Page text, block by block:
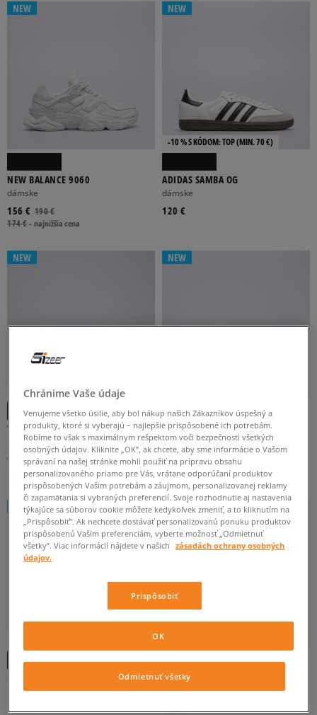
NEW
NEW BALANCE 9060
dámske
190 €
156 €
174 €-najnižšia cena
NEW
-10 % S KÓDOM: TOP (MIN. 70 €)
ADIDAS SAMBA OG
dámske
120 €
NEW
-10 % S KÓDOM: TOP (MIN. 70 €)
VANS KNU SKOOL
dámske
95 €
NEW
NIKE WMNS AIR FORCE 1 '07 LX CN
dámske
130 €
114 €
119 €-najnižšia cena
NEW
pánske
120 €
NEW
NIKE AIR FORCE 1 07' TECH ESS
pánske
120 €
Chránime Vaše údaje
Venujeme všetko úsilie, aby bol nákup našich Zákazníkov úspešný a
produkty, ktoré si vyberajú – najlepšie prispôsobené ich potrebám.
Robíme to však s maximálnym rešpektom voči bezpečnosti všetkých
osobných údajov. Kliknite „OK”, ak chcete, aby sme informácie o Vašom
správaní na našej stránke mohli použiť na prípravu obsahu
personalizovaného priamo pre Vás, vrátane odporúčaní produktov
prispôsobených Vašim potrebám a záujmom, personalizovanej reklamy
či zapamätania si vybraných preferencií. Svoje rozhodnutie aj nastavenia
týkajúce sa súborov cookie môžete kedykoľvek zmeniť, a to kliknutím na
„Prispôsobiť”. Ak nechcete dostávať personalizovanú ponuku produktov
prispôsobenú Vašim preferenciám, vyberte možnosť „Odmietnuť
všetky”. Viac informácií nájdete v našich
zásadách ochrany osobných
údajov.
Prispôsobiť
Odmietnuť všetky
OK